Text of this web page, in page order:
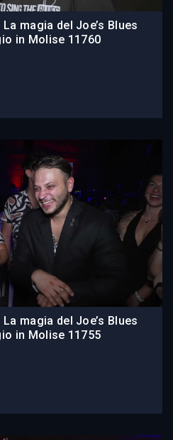
magia del Joe’s Blues
in Molise 11760
magia del Joe’s Blues
in Molise 11755